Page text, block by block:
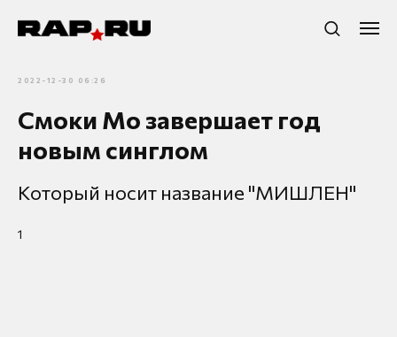
2022-12-30 06:26
Смоки Мо завершает год
новым синглом
Который носит название "МИШЛЕН"
1